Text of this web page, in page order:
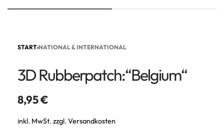
START›NATIONAL & INTERNATIONAL
3D Rubberpatch:“Belgium“
8,95€
inkl. MwSt. zzgl. Versandkosten